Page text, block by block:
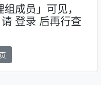
成员」可见，
登录 后再行查